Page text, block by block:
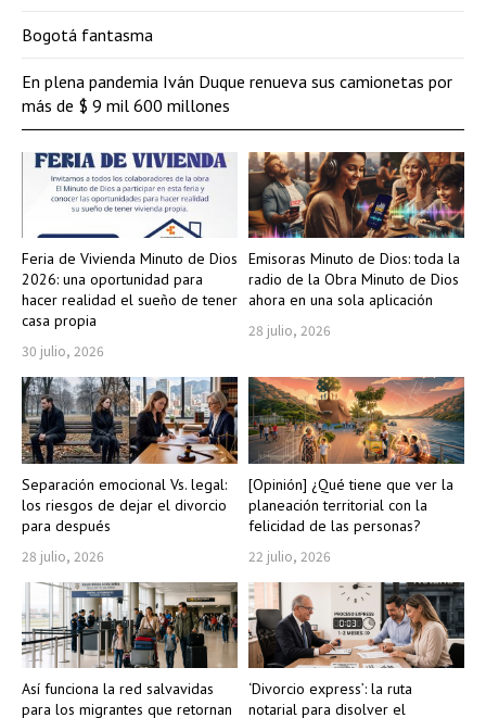
Feria de Vivienda Minuto de Dios
2026: una oportunidad para
hacer realidad el sueño de tener
casa propia
30 julio, 2026
Emisoras Minuto de Dios: toda la
radio de la Obra Minuto de Dios
ahora en una sola aplicación
28 julio, 2026
Separación emocional Vs. legal:
los riesgos de dejar el divorcio
para después
28 julio, 2026
[Opinión] ¿Qué tiene que ver la
planeación territorial con la
felicidad de las personas?
22 julio, 2026
Así funciona la red salvavidas
para los migrantes que retornan
‘Divorcio express’: la ruta
notarial para disolver el
Bogotá fantasma
En plena pandemia Iván Duque renueva sus camionetas por
más de $ 9 mil 600 millones